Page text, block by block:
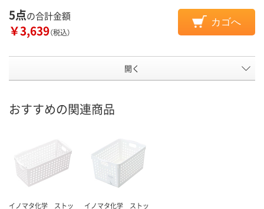
5点の合計金額
￥3,639（税込）
カゴへ
開く
おすすめの関連商品
イノマタ化学 ストッ
イノマタ化学 ストッ